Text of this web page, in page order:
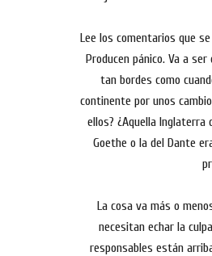
Lee los comentarios que
Producen pánico. Va a
tan bordes como
continente por unos
ellos? ¿Aquella Inglaterra
Goethe o la del Dante
La cosa va más o
necesitan echar la
responsables están